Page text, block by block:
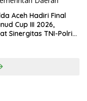
Aceh Hadiri Final
Cup III 2026,
Sinergitas TNI-Polri